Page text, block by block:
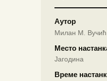
Аутор
Милан М. Вучић
Место
Јагодина
Време